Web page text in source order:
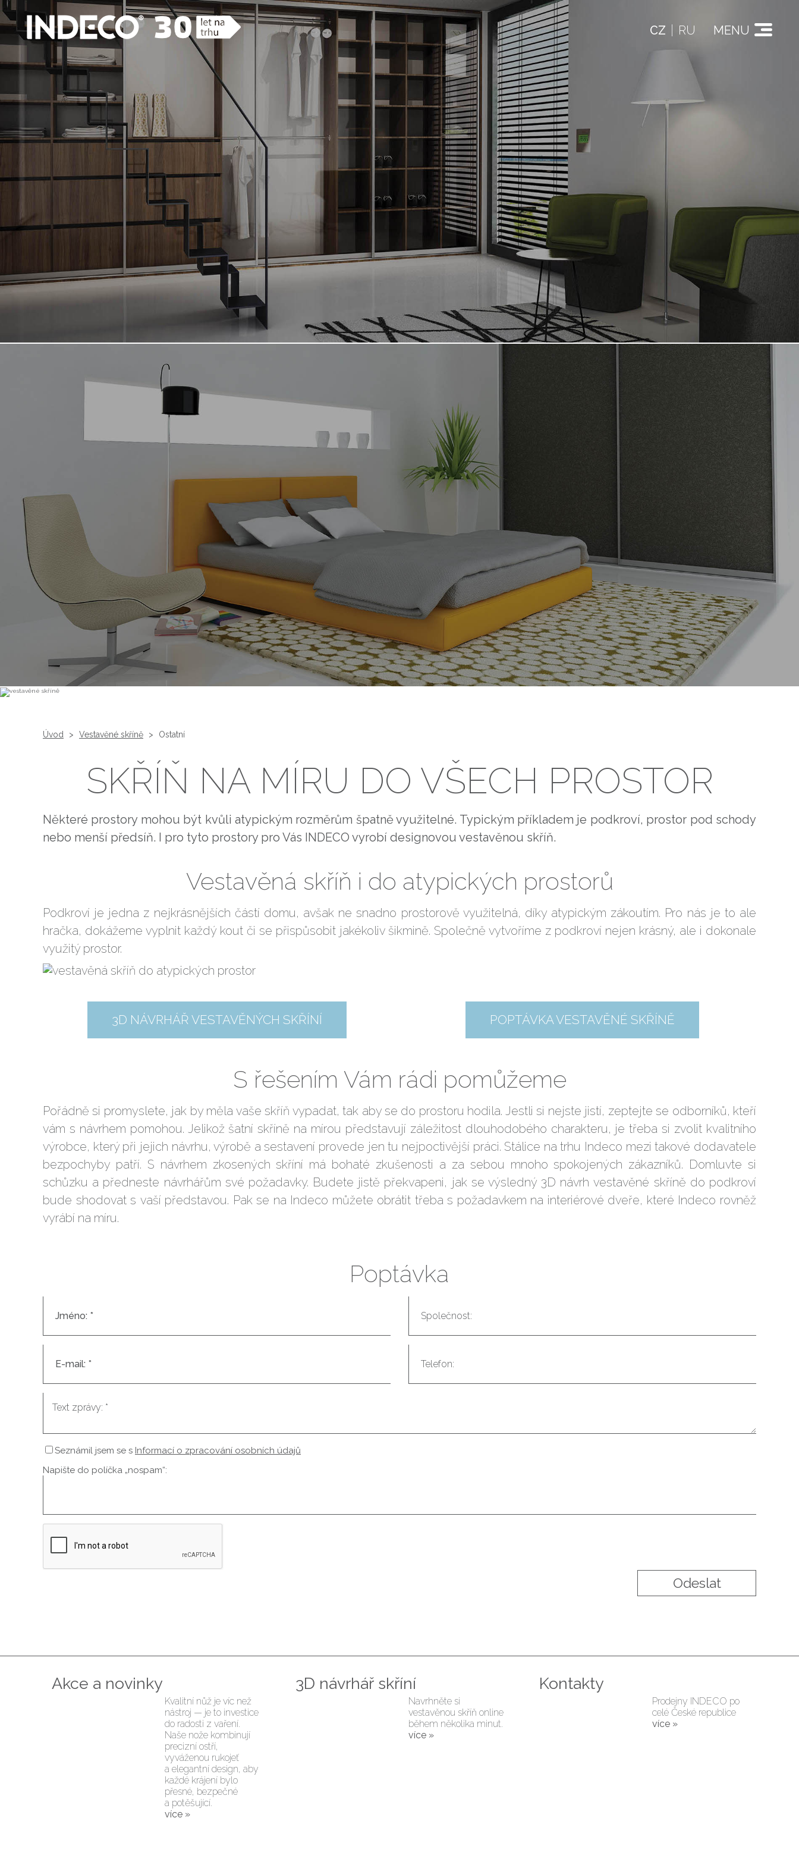
MENU
CZ RU
Úvod > Vestavěné skříně > Ostatní
SKŘÍŇ NA MÍRU DO VŠECH PROSTOR
Některé prostory mohou být kvůli atypickým rozměrům špatně využitelné. Typickým příkladem je podkroví, prostor pod schody
nebo menší předsíň. I pro tyto prostory pro Vás INDECO vyrobí designovou vestavěnou skříň.
Vestavěná skříň i do atypických prostorů
Podkroví je jedna z nejkrásnějších částí domu, avšak ne snadno prostorově využitelná, díky atypickým zákoutím. Pro nás je to ale
hračka, dokážeme vyplnit každý kout či se přispůsobit jakékoliv šikmině. Společně vytvoříme z podkroví nejen krásný, ale i dokonale
využitý prostor.
3D NÁVRHÁŘ VESTAVĚNÝCH SKŘÍNÍ POPTÁVKA VESTAVĚNÉ SKŘÍNĚ
S řešením Vám rádi pomůžeme
Pořádně si promyslete, jak by měla vaše skříň vypadat, tak aby se do prostoru hodila. Jestli si nejste jistí, zeptejte se odborníků, kteří
vám s návrhem pomohou. Jelikož šatní skříně na mírou představují záležitost dlouhodobého charakteru, je třeba si zvolit kvalitního
výrobce, který při jejich návrhu, výrobě a sestavení provede jen tu nejpoctivější práci. Stálice na trhu Indeco mezi takové dodavatele
bezpochyby patří. S návrhem zkosených skříní má bohaté zkušenosti a za sebou mnoho spokojených zákazníků. Domluvte si
schůzku a předneste návrhářům své požadavky. Budete jistě překvapeni, jak se výsledný 3D návrh vestavěné skříně do podkroví
bude shodovat s vaší představou. Pak se na Indeco můžete obrátit třeba s požadavkem na interiérové dveře, které Indeco rovněž
vyrábí na míru.
Poptávka
Seznámil jsem se s Informací o zpracování osobních údajů
Napište do políčka „nospam“:
Akce a novinky
Kvalitní nůž je víc než
nástroj — je to investice
do radosti z vaření.
Naše nože kombinují
precizní ostří,
vyváženou rukojeť
a elegantní design, aby
každé krájení bylo
přesné, bezpečné
a potěšující.
více »
3D návrhář skříní
Navrhněte si
vestavěnou skříň online
během několika minut.
více »
Kontakty
Prodejny INDECO po
celé České republice
více »